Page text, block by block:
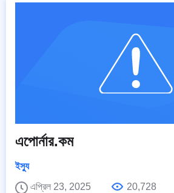
এপোর্নার.কম
ইস্যু
এপ্রিল 23, 2025
20,728